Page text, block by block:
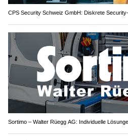
CPS Security Schweiz GmbH: Diskrete
Sortimo – Walter Rüegg AG: Individuelle